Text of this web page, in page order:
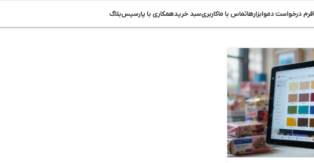
فرم درخواست دموابزارهاتماس با ماکاربریسبد خریدهمکاری با پارسیسبلاگ